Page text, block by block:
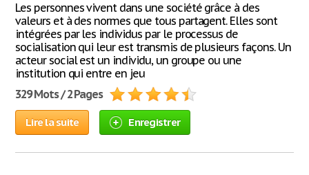
Les personnes vivent dans une société grâce à des
valeurs et à des normes que tous partagent. Elles sont
intégrées par les individus par le processus de
socialisation qui leur est transmis de plusieurs façons. Un
acteur social est un individu, un groupe ou une
institution qui entre en jeu
329 Mots / 2 Pages
Lire la suite Enregistrer